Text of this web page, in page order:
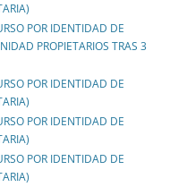
POR IDENTIDAD DE
PROPIETARIOS TRAS 3
POR IDENTIDAD DE
POR IDENTIDAD DE
POR IDENTIDAD DE